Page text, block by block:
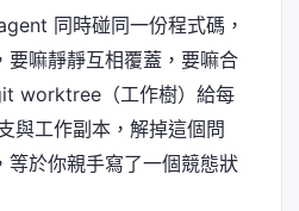
同時碰同一份程式碼，
要嘛靜靜互相覆蓋，要嘛合
worktree（工作樹）給每
與工作副本，解掉這個問
等於你親手寫了一個競態狀